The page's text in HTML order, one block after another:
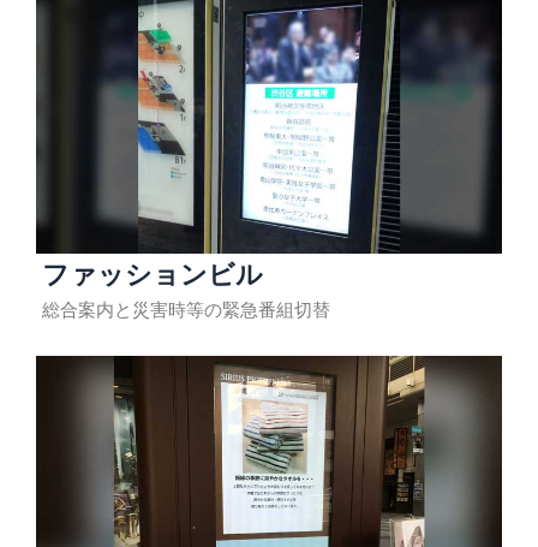
ファッションビル
総合案内と災害時等の緊急番組切替